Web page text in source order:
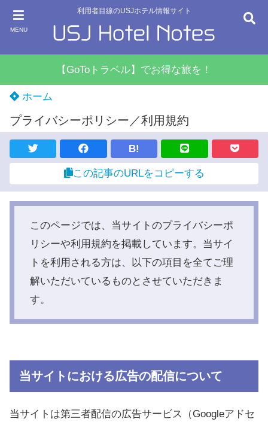
MENU
利用者目線のUSJホテル情報サイト
【GoToトラベル】でお得な旅を！
ホーム
プライバシーポリシー／利用規約
B!
この記事のURLをコピーする
このページでは、当サイトのプライバシーポ
リシーや利用規約を掲載しています。当サイ
トを利用される方は、以下の項目を全てご理
解いただいているものとさせていただきま
す。
当サイトにおける広告の配信について
当サイトは第三者配信の広告サービス（Googleアドセ